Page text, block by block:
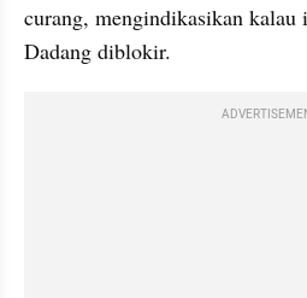
curang, mengindikasikan kalau
Dadang diblokir.